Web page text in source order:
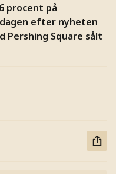
procent på
efter nyheten
Pershing Square sålt